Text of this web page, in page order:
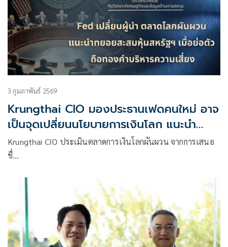
3 กุมภาพันธ์ 2569
Krungthai CIO มองประธานเฟดคนใหม่ อาจ
เป็นจุดเปลี่ยนนโยบายการเงินโลก แนะนำ
ทยอยสะสมหุ้นสหรัฐฯ เมื่อย่อตัว ถือทองคำ
บริหารความเสี่ยง
Krungthai CIO ประเมินตลาดการเงินโลกผันผวน จากการเสนอ
ชื่…